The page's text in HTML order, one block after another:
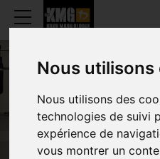
Nous utilisons
Nous utilisons des
technologies de suivi
expérience de
vous montrer un